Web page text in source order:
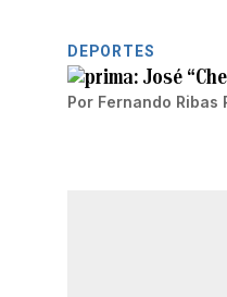
DEPORTES
José
Por Fernando Ribas